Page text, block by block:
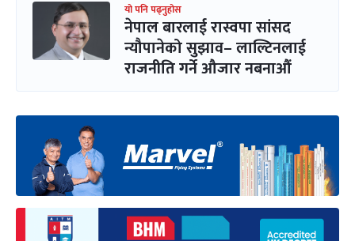
यो पनि पढ्नुहोस
नेपाल बारलाई रास्वपा सांसद
न्यौपानेको सुझाव– लाल्टिनलाई
राजनीति गर्ने औजार नबनाऔं